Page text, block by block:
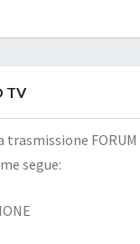
TV
trasmissione FORUM
segue: